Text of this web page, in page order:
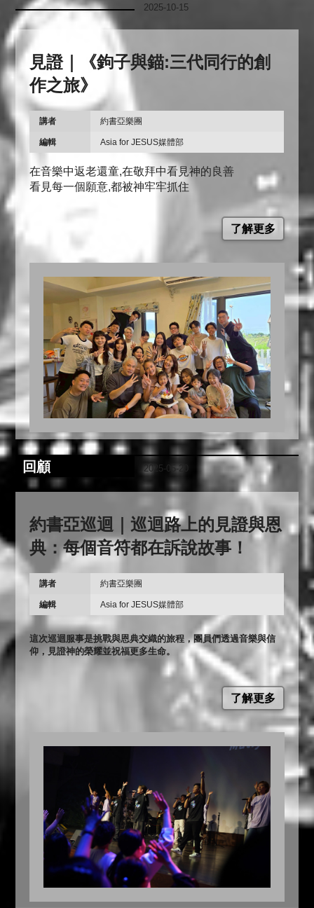
2025-10-15
見證｜《鉤子與錨:三代同行的創
作之旅》
講者 約書亞樂團
編輯 Asia for JESUS媒體部
在音樂中返老還童,在敬拜中看見神的良善
看見每一個願意,都被神牢牢抓住
了解更多
回顧 2025-05-20
約書亞巡迴｜巡迴路上的見證與恩
典：每個音符都在訴說故事！
講者 約書亞樂團
編輯 Asia for JESUS媒體部
這次巡迴服事是挑戰與恩典交織的旅程，團員們透過音樂與信
仰，見證神的榮耀並祝福更多生命。
了解更多